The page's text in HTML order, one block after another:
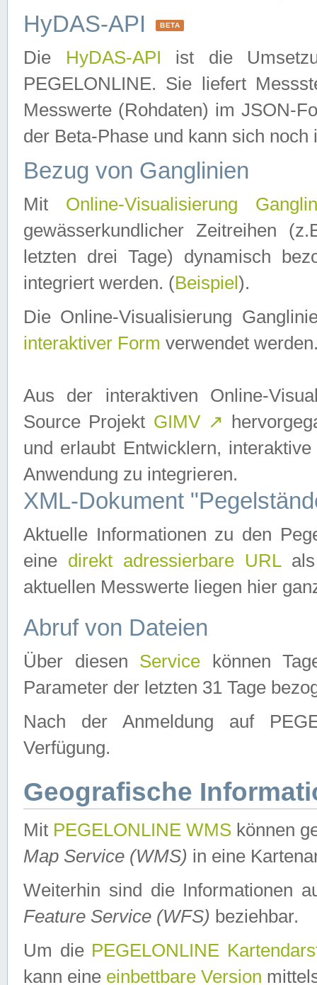
HyDAS-API BETA
Die HyDAS-API ist die
PEGELONLINE. Sie liefert
Messwerte (Rohdaten) im JSON-
der Beta-Phase und kann sich noch
Bezug von Ganglinien
Mit Online-Visualisierung
gewässerkundlicher Zeitreihen
letzten drei Tage) dynamisch
integriert werden. (Beispiel ).
Die Online-Visualisierung
interaktiver Form verwendet
Aus der interaktiven Online-
Source Projekt GIMV ↗
und erlaubt Entwicklern,
Anwendung zu integrieren.
XML-Dokument
Aktuelle Informationen zu den
eine direkt adressierbare URLals
aktuellen Messwerte liegen hier
Abruf von Dateien
Über diesen Service können
Parameter der letzten 31 Tage
Nach der Anmeldung auf
Verfügung.
Geografische
Mit PEGELONLINE WMS können
Map Service (WMS) in eine
Weiterhin sind die Informationen
Feature Service (WFS) beziehbar.
Um die PEGELONLINE
kann eine einbettbare Version